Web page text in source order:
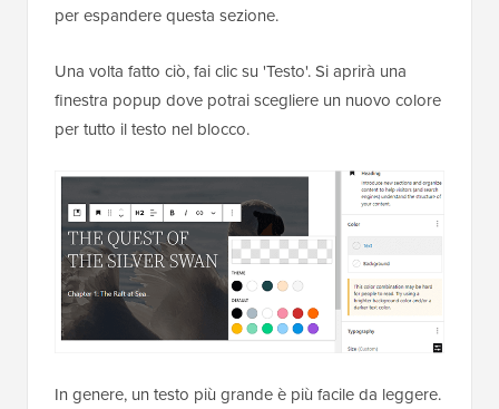
per espandere questa sezione.
Una volta fatto ciò, fai clic su 'Testo'. Si aprirà una
finestra popup dove potrai scegliere un nuovo colore
per tutto il testo nel blocco.
In genere, un testo più grande è più facile da leggere.